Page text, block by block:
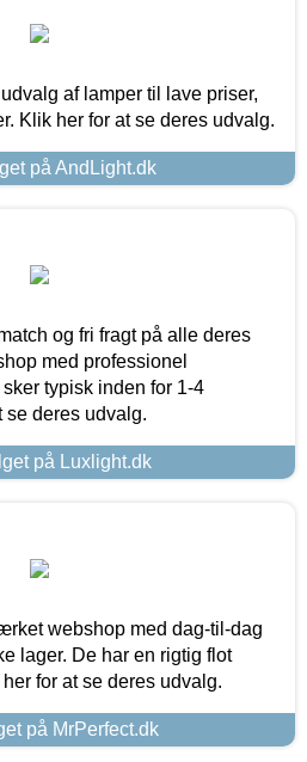
af lamper til lave priser,
Klik her for at se deres udvalg.
på AndLight.dk
og fri fragt på alle deres
med professionel
typisk inden for 1-4
se deres udvalg.
på Luxlight.dk
webshop med dag-til-dag
lager. De har en rigtig flot
for at se deres udvalg.
på MrPerfect.dk